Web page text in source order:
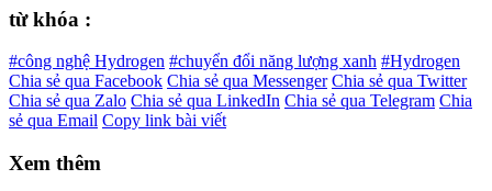
từ khóa :
#công nghệ Hydrogen #chuyển đổi năng lượng xanh #Hydrogen
Chia sẻ qua Facebook Chia sẻ qua Messenger Chia sẻ qua Twitter
Chia sẻ qua Zalo Chia sẻ qua LinkedIn Chia sẻ qua Telegram Chia
sẻ qua Email Copy link bài viết
Xem thêm